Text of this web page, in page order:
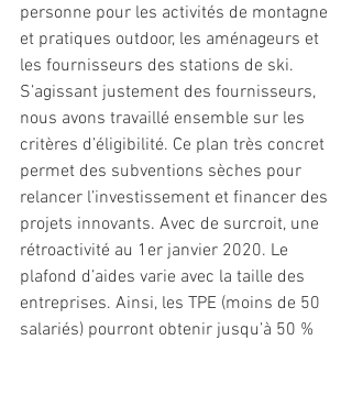
personne pour les activités de montagne
et pratiques outdoor, les aménageurs et
les fournisseurs des stations de ski.
S’agissant justement des fournisseurs,
nous avons travaillé ensemble sur les
critères d’éligibilité. Ce plan très concret
permet des subventions sèches pour
relancer l’investissement et financer des
projets innovants. Avec de surcroit, une
rétroactivité au 1er janvier 2020. Le
plafond d’aides varie avec la taille des
entreprises. Ainsi, les TPE (moins de 50
salariés) pourront obtenir jusqu’à 50 %